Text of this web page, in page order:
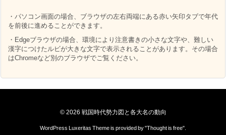
・パソコン画面の場合、ブラウザの左右両端にある赤い矢印タブで年代
を前後に進めることができます。
・Edgeブラウザの場合、環境により注意書きの小さな文字や、難しい
漢字につけたルビが大きな文字で表示されることがあります。その場合
はChromeなど別のブラウザでご覧ください。
© 2026 戦国時代勢力図と各大名の動向
WordPress Luxeritas Theme is provided by "Thought is free".